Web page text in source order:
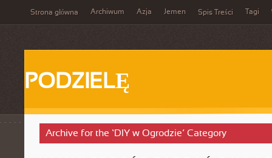
Strona główna Archiwum Azja Jemen Spis Treści Tagi
PODZIELĘ
Archive for the ‘DIY w Ogrodzie’ Category